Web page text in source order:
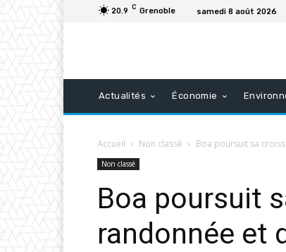
20.9 C Grenoble samedi 8 août 2026
Actualités Économie
Accueil Non classé Boa poursuit sa
Non classé
Boa poursuit
randonnée et